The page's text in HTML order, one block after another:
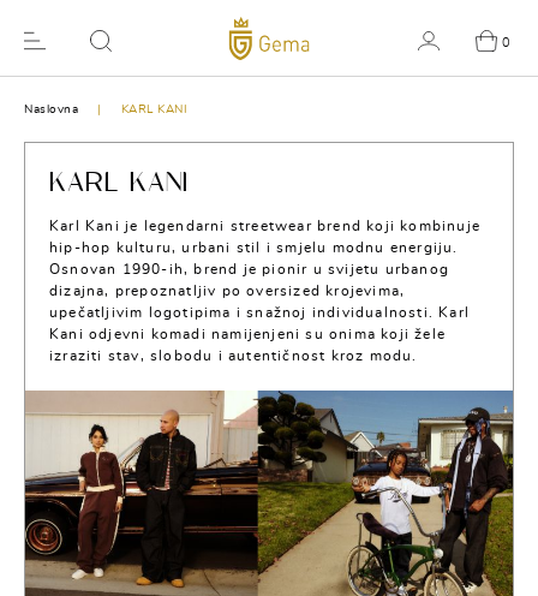
0
Naslovna KARL KANI
KARL KANI
Karl Kani je legendarni streetwear brend koji kombinuje
hip-hop kulturu, urbani stil i smjelu modnu energiju.
Osnovan 1990-ih, brend je pionir u svijetu urbanog
dizajna, prepoznatljiv po oversized krojevima,
upečatljivim logotipima i snažnoj individualnosti. Karl
Kani odjevni komadi namijenjeni su onima koji žele
izraziti stav, slobodu i autentičnost kroz modu.